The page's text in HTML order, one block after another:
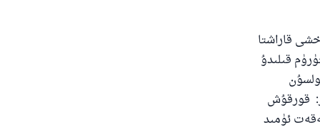
قاراشتا
قىلىدۇ
قورقۇش
ئۈمىد